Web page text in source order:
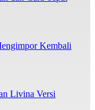
Kembali
Livina Versi